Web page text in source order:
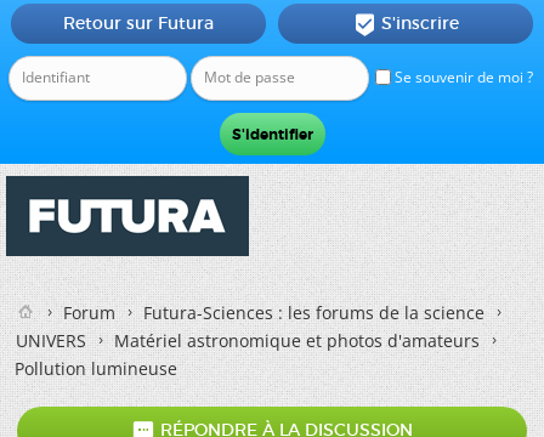
Se souvenir de moi ?
Retour sur Futura  S'inscrire
Forum
Futura-Sciences : les forums de la science
UNIVERS
Matériel astronomique et photos d'amateurs
Pollution lumineuse
 RÉPONDRE À LA DISCUSSION